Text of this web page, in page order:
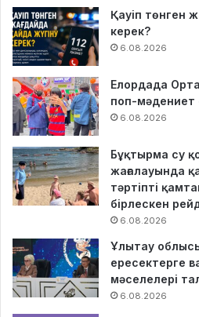
Қауіп төнген
керек?
6.08.2026
Елордада
поп-мәдениет
6.08.2026
Бұқтырма су
жағалауында
тәртіпті
бірлескен рейд
6.08.2026
Ұлытау
ересектерге
мәселелері
6.08.2026